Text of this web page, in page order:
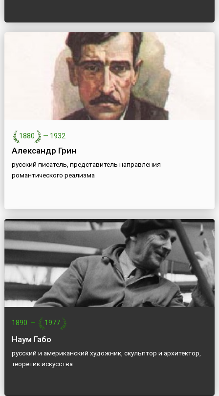
1880 — 1932
Александр Грин
русский писатель, представитель направления
романтического реализма
1890 — 1977
Наум Габо
русский и американский художник, скульптор и архитектор,
теоретик искусства